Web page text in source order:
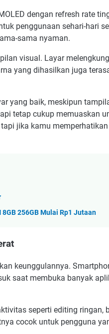
dengan refresh rate
penggunaan sehari-hari
sama nyaman.
visual. Layar
yang dihasilkan juga
yang baik, meskipun
tetap cukup memuaskan
jika kamu
256GB Mulai Rp1 Jutaan
keunggulannya.
saat membuka banyak
seperti editing ringan,
cocok untuk pengguna